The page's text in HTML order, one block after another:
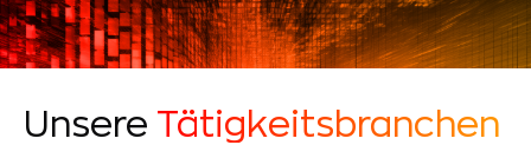
Unsere Tätigkeitsbranchen